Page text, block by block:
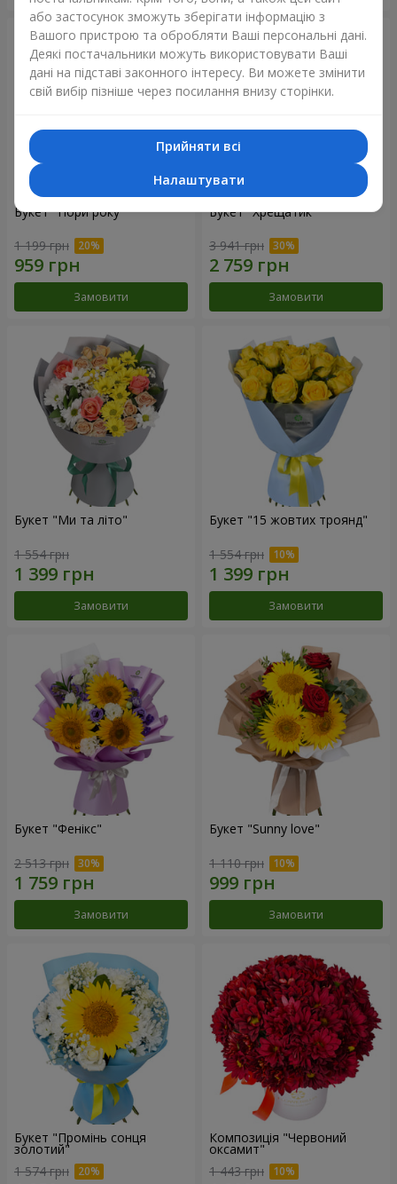
Букет "Пори року"
1 199 грн
Замовити
Букет "Хрещатик"
3 941 грн
Замовити
Букет "Ми та літо"
1 554 грн
Замовити
Букет "15 жовтих троянд"
1 554 грн
Замовити
Букет "Фенікс"
2 513 грн
Замовити
Букет "Sunny love"
1 110 грн
Замовити
Букет "Промінь сонця
золотий"
1 574 грн
Композиція "Червоний
оксамит"
1 443 грн
або застосунок зможуть зберігати інформацію з
Вашого пристрою та обробляти Ваші персональні дані.
Деякі постачальники можуть використовувати Ваші
дані на підставі законного інтересу. Ви можете змінити
свій вибір пізніше через посилання внизу сторінки.
Прийняти всі
Налаштувати